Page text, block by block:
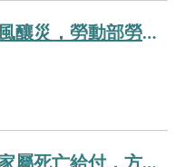
「尼莎」暨「海棠」颱風釀災，勞動部勞工保險局將主動辦理災區受災被保險人保費免繳，並放寬受理核發傷病給付。
以自然人憑證上網申請家屬死亡給付，方便又快速。